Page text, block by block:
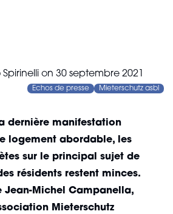
Spirinelli on 30 septembre 2021
Echos de presse Mieterschutz asbl
dernière manifestation
logement abordable, les
sur le principal sujet de
résidents restent minces.
Jean-Michel Campanella,
Mieterschutz